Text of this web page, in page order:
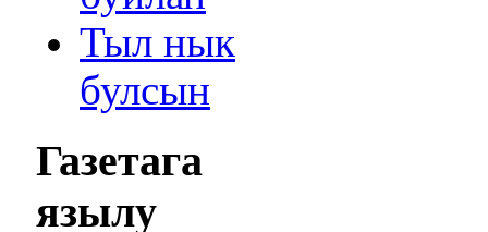
Тыл нык
булсын
Газетага
язылу